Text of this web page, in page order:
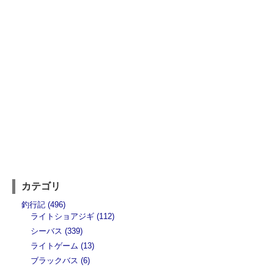
カテゴリ
釣行記 (496)
ライトショアジギ (112)
シーバス (339)
ライトゲーム (13)
ブラックバス (6)